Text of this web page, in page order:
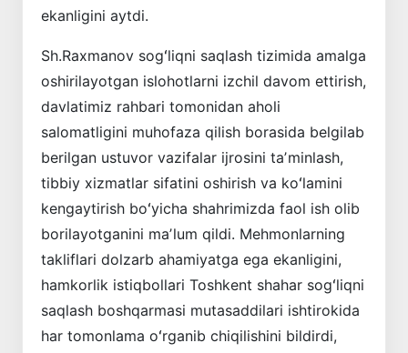
ekanligini aytdi.
Sh.Raxmanov sogʻliqni saqlash tizimida amalga
oshirilayotgan islohotlarni izchil davom ettirish,
davlatimiz rahbari tomonidan aholi
salomatligini muhofaza qilish borasida belgilab
berilgan ustuvor vazifalar ijrosini taʼminlash,
tibbiy xizmatlar sifatini oshirish va koʻlamini
kengaytirish boʻyicha shahrimizda faol ish olib
borilayotganini maʼlum qildi. Mehmonlarning
takliflari dolzarb ahamiyatga ega ekanligini,
hamkorlik istiqbollari Toshkent shahar sogʻliqni
saqlash boshqarmasi mutasaddilari ishtirokida
har tomonlama oʻrganib chiqilishini bildirdi,